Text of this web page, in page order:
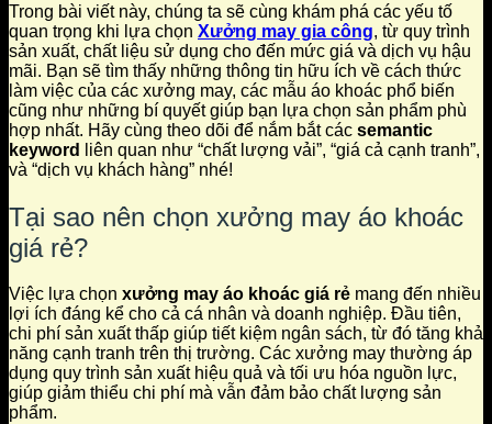
Trong bài viết này, chúng ta sẽ cùng khám phá các yếu tố
quan trọng khi lựa chọn Xưởng may gia công, từ quy trình
sản xuất, chất liệu sử dụng cho đến mức giá và dịch vụ hậu
mãi. Bạn sẽ tìm thấy những thông tin hữu ích về cách thức
làm việc của các xưởng may, các mẫu áo khoác phổ biến
cũng như những bí quyết giúp bạn lựa chọn sản phẩm phù
hợp nhất. Hãy cùng theo dõi để nắm bắt các semantic
keyword
liên quan như “chất lượng vải”, “giá cả cạnh tranh”,
và “dịch vụ khách hàng” nhé!
Tại sao nên chọn xưởng may áo khoác
giá rẻ?
Việc lựa chọn xưởng may áo khoác giá rẻ mang đến nhiều
lợi ích đáng kể cho cả cá nhân và doanh nghiệp. Đầu tiên,
chi phí sản xuất thấp giúp tiết kiệm ngân sách, từ đó tăng khả
năng cạnh tranh trên thị trường. Các xưởng may thường áp
dụng quy trình sản xuất hiệu quả và tối ưu hóa nguồn lực,
giúp giảm thiểu chi phí mà vẫn đảm bảo chất lượng sản
phẩm.